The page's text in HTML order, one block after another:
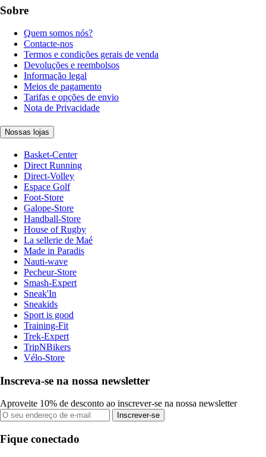
Sobre
Quem somos nós?
Contacte-nos
Termos e condições gerais de venda
Devoluções e reembolsos
Informação legal
Meios de pagamento
Tarifas e opções de envio
Nota de Privacidade
Nossas lojas
Basket-Center
Direct Running
Direct-Volley
Espace Golf
Foot-Store
Galope-Store
Handball-Store
House of Rugby
La sellerie de Maé
Made in Paradis
Nauti-wave
Pecheur-Store
Smash-Expert
Sneak'In
Sneakids
Sport is good
Training-Fit
Trek-Expert
TripNBikers
Vélo-Store
Inscreva-se na nossa newsletter
Aproveite 10% de desconto ao inscrever-se na nossa newsletter
Inscrever-se
Fique conectado